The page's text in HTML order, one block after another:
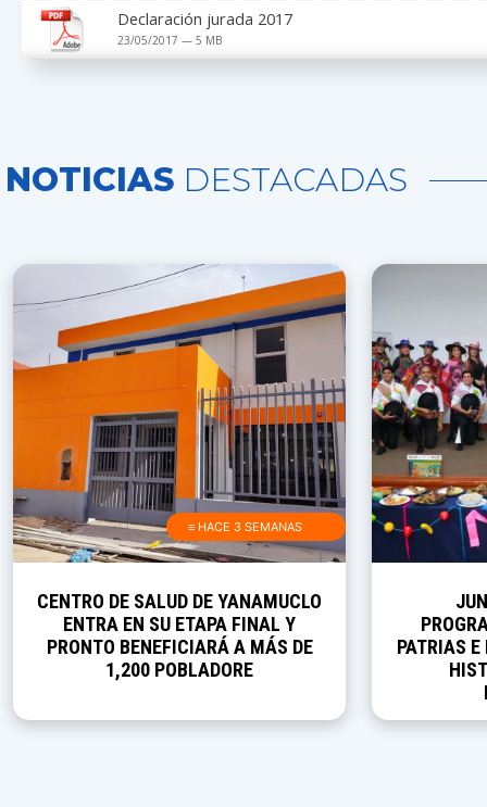
Declaración jurada 2017
23/05/2017 — 5 MB
NOTICIAS DESTACADAS
≡ HACE 3 SEMANAS
CENTRO DE SALUD DE YANAMUCLO
ENTRA EN SU ETAPA FINAL Y
PRONTO BENEFICIARÁ A MÁS DE
1,200 POBLADORE
PATRIAS